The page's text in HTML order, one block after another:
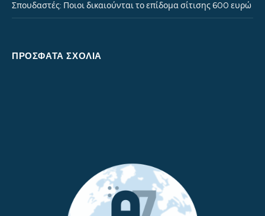
Σπουδαστές: Ποιοι δικαιούνται το επίδομα σίτισης 600 ευρώ
ΠΡΌΣΦΑΤΑ ΣΧΌΛΙΑ